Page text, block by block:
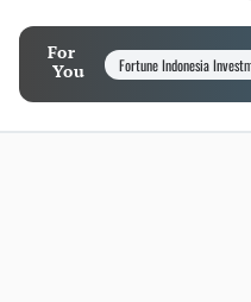
For
You
Fortune Indonesia